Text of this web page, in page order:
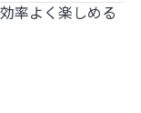
コツとおすすめル
率よく楽しめる